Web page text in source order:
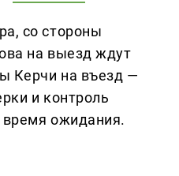
со стороны
на выезд ждут
Керчи на въезд —
и контроль
время ожидания.